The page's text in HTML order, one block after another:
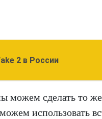
2 в России
можем сделать то
использовать